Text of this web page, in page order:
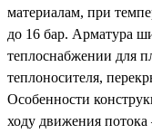
Обмен и возврат
Вакансии
Контакты
материалам, при
до 16 бар. Арматура
теплоснабжении для
теплоносителя,
Особенности
ходу движения